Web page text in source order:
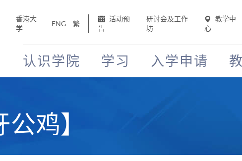
香港大
学
ENG 繁
活动预
告
研讨会及工作
坊
教学中
心
认识学院 学习 入学申请
公鸡】